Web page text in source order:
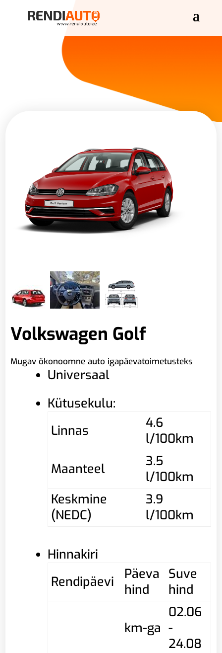
Volkswagen Golf
Mugav ökonoomne auto igapäevatoimetusteks
Universaal
Kütusekulu:
Linnas
4.6
l/100km
Maanteel
3.5
l/100km
Keskmine
(NEDC)
3.9
l/100km
Hinnakiri
Rendipäevi
Päeva
hind
Suve
hind
km-ga
02.06
-
24.08